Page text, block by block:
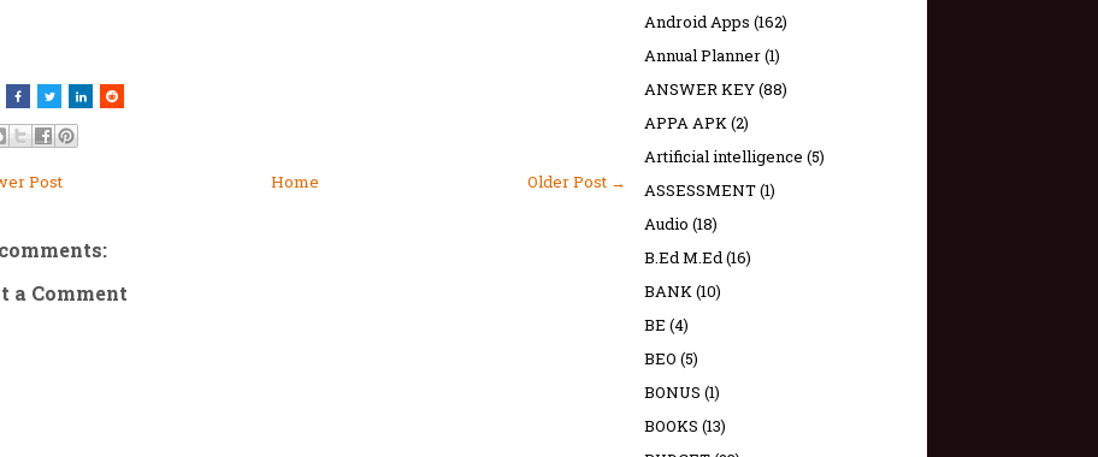
Post Older Post →
Home
a Comment
Android Apps (162)
Annual Planner(1)
ANSWER KEY(88)
APPA APK(2)
Artificial intelligence (5)
ASSESSMENT(1)
Audio (18)
B.Ed M.Ed(16)
BANK(10)
BE (4)
BEO (5)
BONUS (1)
BOOKS (13)